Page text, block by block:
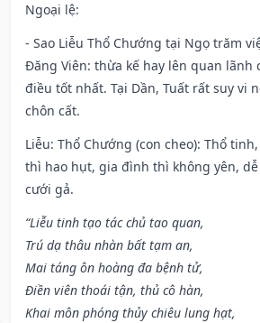
Ngoại lệ:
- Sao Liễu Thổ Chướng tại Ngọ trăm
Đăng Viên: thừa kế hay lên quan lãnh
điều tốt nhất. Tại Dần, Tuất rất suy vi
chôn cất.
Liễu: Thổ Chướng (con cheo): Thổ
thì hao hụt, gia đình thì không yên,
cưới gả.
“Liễu tinh tạo tác chủ tao quan,
Trú dạ thâu nhàn bất tạm an,
Mai táng ôn hoàng đa bệnh tử,
Điền viên thoái tận, thủ cô hàn,
Khai môn phóng thủy chiêu lung hạt,